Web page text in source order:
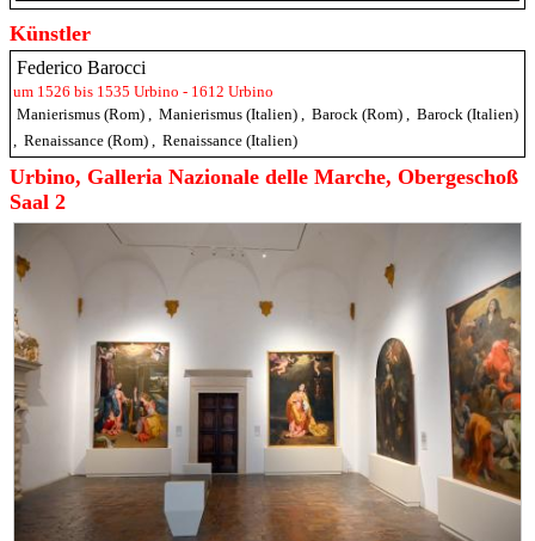
Künstler
Federico Barocci
um 1526 bis 1535 Urbino - 1612 Urbino
Manierismus (Rom)
Manierismus (Italien) Barock (Rom)
Barock (Italien)
Renaissance (Rom) Renaissance (Italien)
Urbino, Galleria Nazionale delle Marche, Obergeschoß
Saal 2